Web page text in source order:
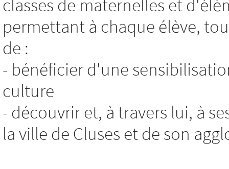
classes de maternelles et
permettant à chaque élève,
de :
- bénéficier d'une
culture
- découvrir et, à travers lui, à
la ville de Cluses et de son